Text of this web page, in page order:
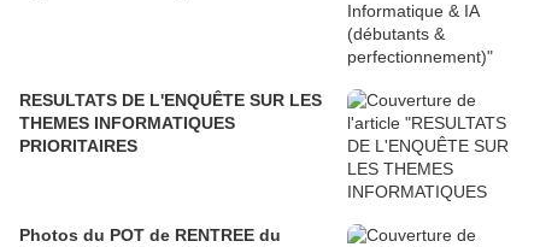
RESULTATS DE L'ENQUÊTE SUR LES
THEMES INFORMATIQUES
PRIORITAIRES
Photos du POT de RENTREE du